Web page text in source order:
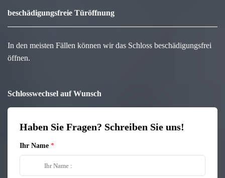
beschädigungsfreie Türöffnung
In den meisten Fällen können wir das Schloss beschädigungsfrei
öffnen.
Schlosswechsel auf Wunsch
Haben Sie Fragen? Schreiben Sie uns!
Ihr Name